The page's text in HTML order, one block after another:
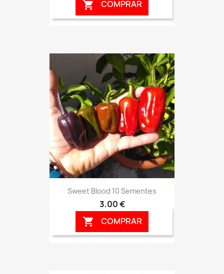
 COMPRAR
Sweet Blood 10 Sementes
3,00 €
 COMPRAR